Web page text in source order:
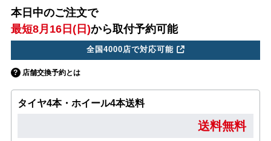
本日中のご注文で
最短8月16日(日)から取付予約可能
全国4000店で対応可能
店舗交換予約とは
タイヤ4本・ホイール4本送料
送料無料